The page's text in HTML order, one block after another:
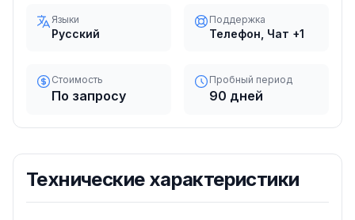
Языки
Русский
Поддержка
Телефон, Чат +1
Стоимость
По запросу
Пробный период
90 дней
Технические характеристики